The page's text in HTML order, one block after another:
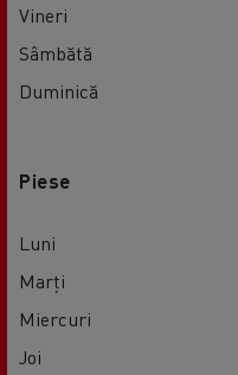
Vineri
Sâmbătă
Duminică
Piese
Luni
Marți
Miercuri
Joi